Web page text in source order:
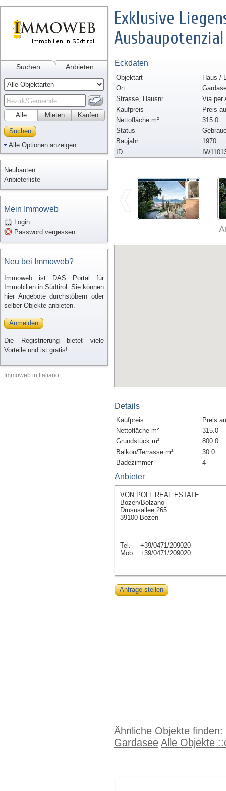
Suchen Anbieten
Alle Kaufen
Mieten
Suchen
Alle Optionen anzeigen
Neubauten
Anbieterliste
Mein Immoweb
Login
Password vergessen
Neu bei Immoweb?
Immoweb ist DAS Portal für
Immobilien in Südtirol. Sie können
hier Angebote durchstöbern oder
selber Objekte anbieten.
Anmelden
Die Registrierung bietet viele
Vorteile und ist gratis!
Immoweb in Italiano
Exklusive
Ausbaupotenzial
Eckdaten
Objektart
Haus /
Ort
Strasse, Hausnr
Via per
Kaufpreis
Preis
Nettofläche m²
315.0
Status
Baujahr
1970
ID
Details
Kaufpreis
Preis
Nettofläche m²
315.0
Grundstück m²
800.0
Balkon/Terrasse m²
30.0
Badezimmer
4
Anbieter
VON POLL REAL ESTATE
Bozen/Bolzano
Drususallee 265
39100 Bozen
Tel.
+39/0471/209020
Mob.
+39/0471/209020
Anfrage stellen
Ähnliche Objekte finden:
Gardasee Alle Objekte